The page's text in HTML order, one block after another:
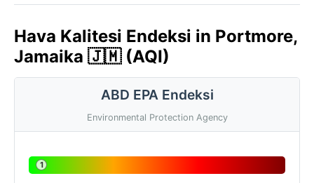
Hava Kalitesi Endeksi in Portmore,
Jamaika 🇯🇲 (AQI)
ABD EPA Endeksi
Environmental Protection Agency
1